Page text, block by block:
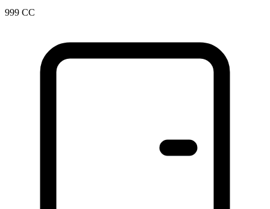
999 CC